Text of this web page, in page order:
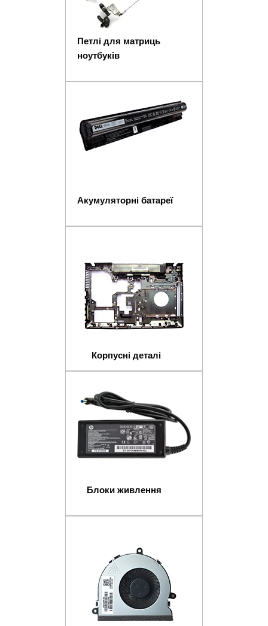
Петлі для матриць
ноутбуків
Акумуляторні батареї
Корпусні деталі
Блоки живлення